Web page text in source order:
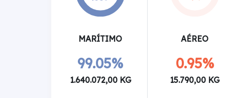
MARÍTIMO
99.05%
1.640.072,00 KG
AÉREO
0.95%
15.790,00 KG